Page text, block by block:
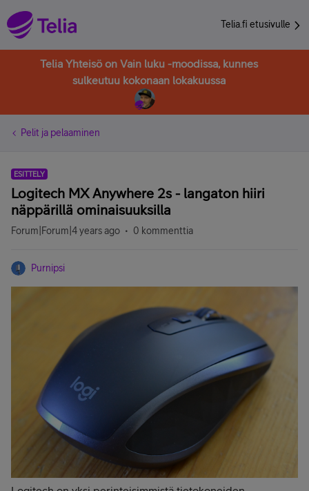
Telia.fi etusivulle
Telia Yhteisö on Vain luku -moodissa, kunnes
sulkeutuu kokonaan lokakuussa
Pelit ja pelaaminen
ESITTELY
Logitech MX Anywhere 2s - langaton hiiri
näppärillä ominaisuuksilla
Forum|Forum|4 years ago 0 kommenttia
Purnipsi